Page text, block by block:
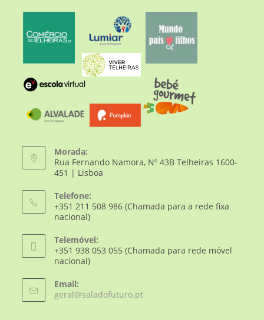
Morada:
Rua Fernando Namora, Nº 43B Telheiras 1600-
451 | Lisboa
Telefone:
+351 211 508 986 (Chamada para a rede fixa
nacional)
Telemóvel:
+351 938 053 055 (Chamada para rede móvel
nacional)
Email:
geral@saladofuturo.pt